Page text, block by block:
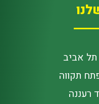
תל אביב
תקווה
רעננה